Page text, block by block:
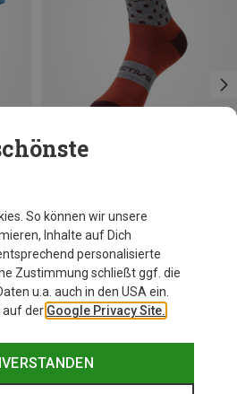
Protective
Ride Day Socken
16,95 €
So können wir unsere
Inhalte auf Dich
personalisierte
Zustimmung schließt ggf. die
u.a. auch in den USA ein.
auf der Google Privacy Site.